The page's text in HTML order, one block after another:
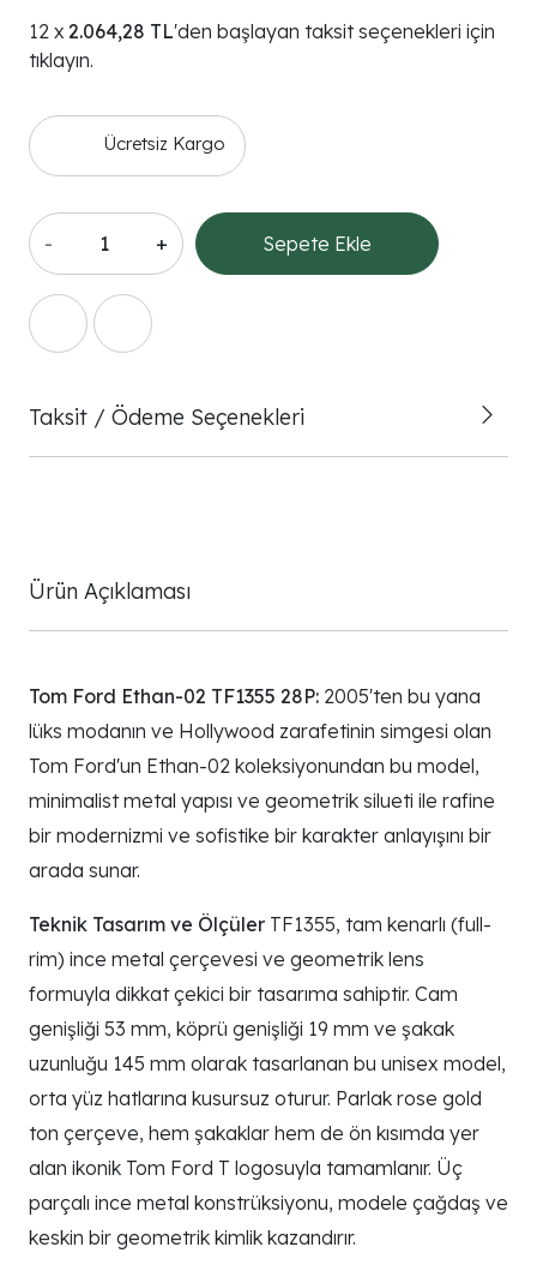
2.064,28 TL'den başlayan taksit seçenekleri için
tıklayın.
Ücretsiz Kargo
- + Sepete Ekle
Taksit / Ödeme Seçenekleri
Ürün Açıklaması
Tom Ford Ethan-02 TF1355 28P: 2005'ten bu yana
lüks modanın ve Hollywood zarafetinin simgesi olan
Tom Ford'un Ethan-02 koleksiyonundan bu model,
minimalist metal yapısı ve geometrik silueti ile rafine
bir modernizmi ve sofistike bir karakter anlayışını bir
arada sunar.
Teknik Tasarım ve Ölçüler TF1355, tam kenarlı (full-
rim) ince metal çerçevesi ve geometrik lens
formuyla dikkat çekici bir tasarıma sahiptir. Cam
genişliği 53 mm, köprü genişliği 19 mm ve şakak
uzunluğu 145 mm olarak tasarlanan bu unisex model,
orta yüz hatlarına kusursuz oturur. Parlak rose gold
ton çerçeve, hem şakaklar hem de ön kısımda yer
alan ikonik Tom Ford T logosuyla tamamlanır. Üç
parçalı ince metal konstrüksiyonu, modele çağdaş ve
keskin bir geometrik kimlik kazandırır.